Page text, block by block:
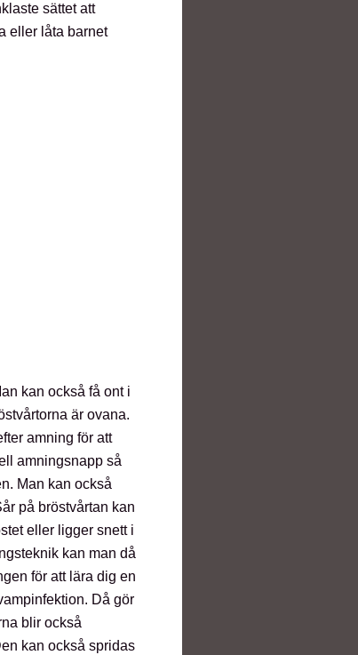
sättet att
eller låta barnet
kan också få ont i
är ovana.
amning för att
amningsnapp så
Man kan också
på bröstvårtan kan
eller ligger snett i
kan man då
för att lära dig en
Då gör
blir också
kan också spridas